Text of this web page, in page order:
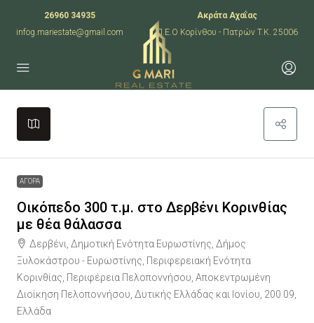
26960 34935
infog.mariestate@gmail.com
Ακράτα Αχαΐας
Π.Ε.Ο Κορίνθου - Πατρών T.K. 25006
+
Leaflet|
ΑΓΟΡΑ
Οικόπεδο 300 τ.μ. στο Δερβένι Κορινθίας
με θέα θάλασσα
Δερβένι, Δημοτική Ενότητα Ευρωστίνης, Δήμος
Ξυλοκάστρου - Ευρωστίνης, Περιφερειακή Ενότητα
Κορινθίας, Περιφέρεια Πελοποννήσου, Αποκεντρωμένη
Διοίκηση Πελοποννήσου, Δυτικής Ελλάδας και Ιονίου, 200 09,
Ελλάδα